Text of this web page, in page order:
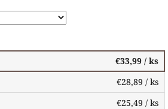
€33,99 / ks
€28,89 / ks
€25,49 / ks